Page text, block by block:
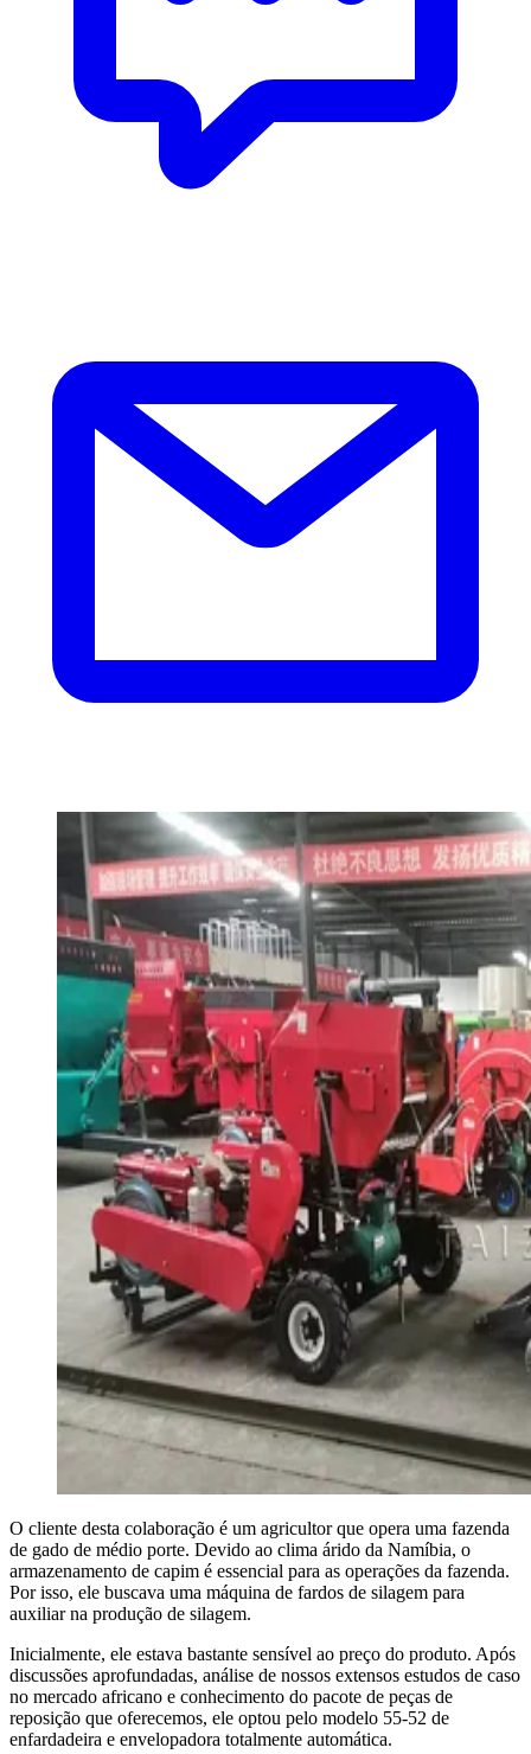
O cliente desta colaboração é um agricultor que opera uma fazenda
de gado de médio porte. Devido ao clima árido da Namíbia, o
armazenamento de capim é essencial para as operações da fazenda.
Por isso, ele buscava uma máquina de fardos de silagem para
auxiliar na produção de silagem.
Inicialmente, ele estava bastante sensível ao preço do produto. Após
discussões aprofundadas, análise de nossos extensos estudos de caso
no mercado africano e conhecimento do pacote de peças de
reposição que oferecemos, ele optou pelo modelo 55-52 de
enfardadeira e envelopadora totalmente automática.